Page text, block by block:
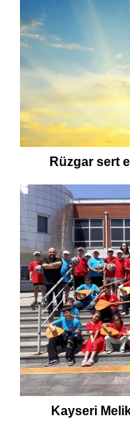
Rüzgar sert
Kayseri